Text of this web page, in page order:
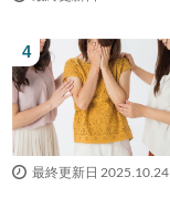
最終更新日 2025.10.24